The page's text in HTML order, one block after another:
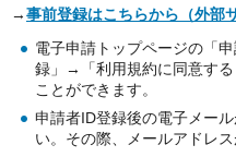
→事前登録はこちらから（外部
電子申請トップページの「
録」→「利用規約に同意す
ことができます。
申請者ID登録後の電子メー
い。その際、メールアドレ